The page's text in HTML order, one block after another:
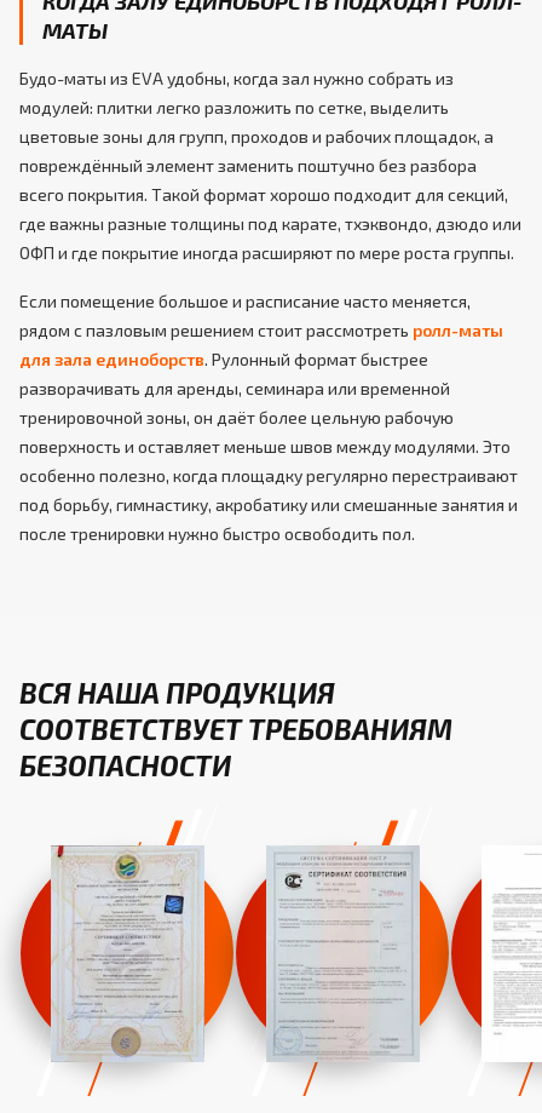
МАТЫ
Будо-маты из EVA удобны, когда зал нужно собрать из
модулей: плитки легко разложить по сетке, выделить
цветовые зоны для групп, проходов и рабочих площадок, а
повреждённый элемент заменить поштучно без разбора
всего покрытия. Такой формат хорошо подходит для секций,
где важны разные толщины под карате, тхэквондо, дзюдо или
ОФП и где покрытие иногда расширяют по мере роста группы.
Если помещение большое и расписание часто меняется,
рядом с пазловым решением стоит рассмотреть ролл-маты
для зала единоборств. Рулонный формат быстрее
разворачивать для аренды, семинара или временной
тренировочной зоны, он даёт более цельную рабочую
поверхность и оставляет меньше швов между модулями. Это
особенно полезно, когда площадку регулярно перестраивают
под борьбу, гимнастику, акробатику или смешанные занятия и
после тренировки нужно быстро освободить пол.
ВСЯ НАША ПРОДУКЦИЯ
СООТВЕТСТВУЕТ ТРЕБОВАНИЯМ
БЕЗОПАСНОСТИ